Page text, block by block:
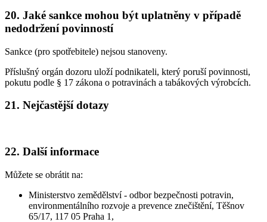
20. Jaké sankce mohou být uplatněny v případě
nedodržení povinností
Sankce (pro spotřebitele) nejsou stanoveny.
Příslušný orgán dozoru uloží podnikateli, který poruší povinnosti,
pokutu podle § 17 zákona o potravinách a tabákových výrobcích.
21. Nejčastější dotazy
22. Další informace
Můžete se obrátit na:
Ministerstvo zemědělství - odbor bezpečnosti potravin,
environmentálního rozvoje a prevence znečištění, Těšnov
65/17, 117 05 Praha 1,